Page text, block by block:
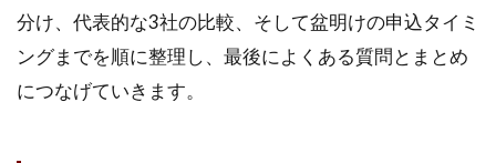
分け、代表的な3社の比較、そして盆明けの申込タイミ
ングまでを順に整理し、最後によくある質問とまとめ
につなげていきます。